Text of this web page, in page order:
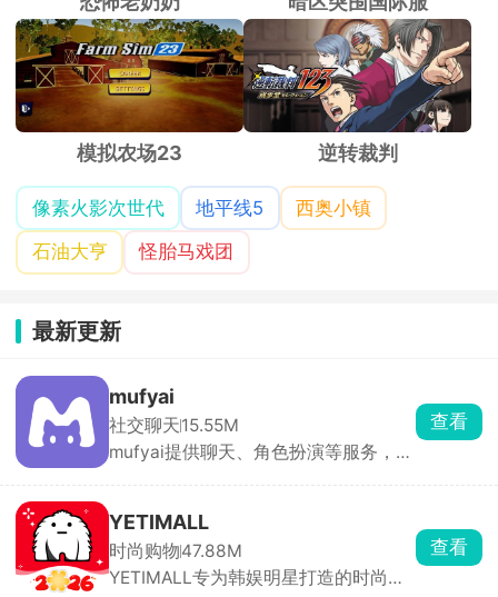
模拟农场23 逆转裁判
像素火影次世代 地平线5
西奥小镇
石油大亨
怪胎马戏团
最新更新
mufyai
社交聊天15.55M
mufyai提供聊天、角色扮演等服务，在
粮，猫罐头，鱼缸都是等价货币，可以
用于创建角色和剧本等，在mufyai中你
就是主角，人人都是创作者，构筑出了
一个完全沉浸式的虚拟交互天地，与众
查看
YETIMALL
时尚购物47.88M
YETIMALL专为韩娱明星打造的时尚周
查看